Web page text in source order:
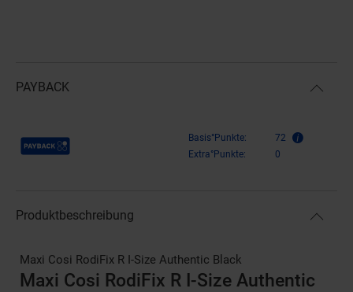
PAYBACK
Payback Punkte Basis°Punkte:
72
Extra°Punkte:
0
Produktbeschreibung
Maxi Cosi RodiFix R I-Size Authentic Black
Maxi Cosi RodiFix R I-Size Authentic